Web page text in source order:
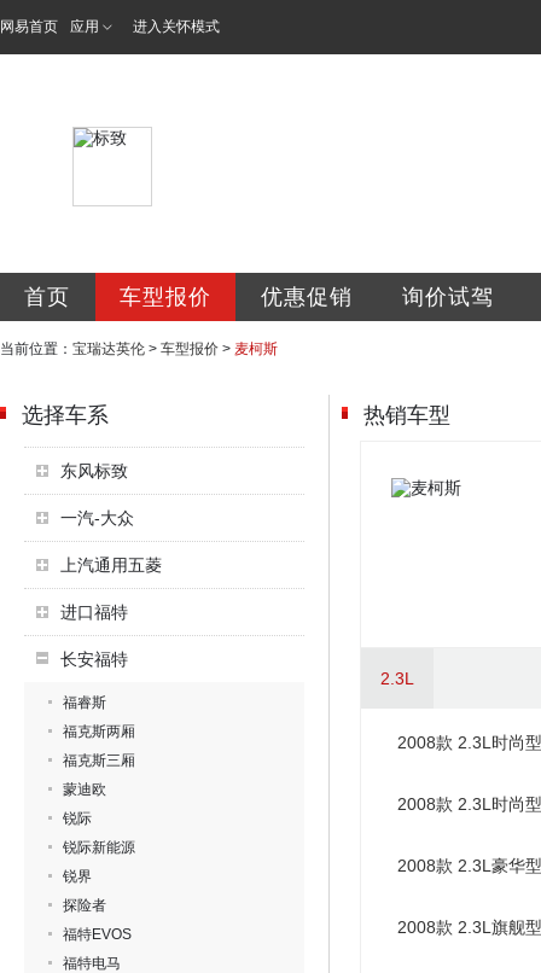
网易首页 应用 进入关怀模式
首页 车型报价 优惠促销 询价试驾
当前位置： 宝瑞达英伦 > 车型报价 > 麦柯斯
选择车系
东风标致
一汽-大众
上汽通用五菱
进口福特
长安福特
福睿斯
福克斯两厢
福克斯三厢
蒙迪欧
锐际
锐际新能源
锐界
探险者
福特EVOS
福特电马
热销车型
2.3L
2008款 2.3L时尚
2008款 2.3L时尚
2008款 2.3L豪华
2008款 2.3L旗舰